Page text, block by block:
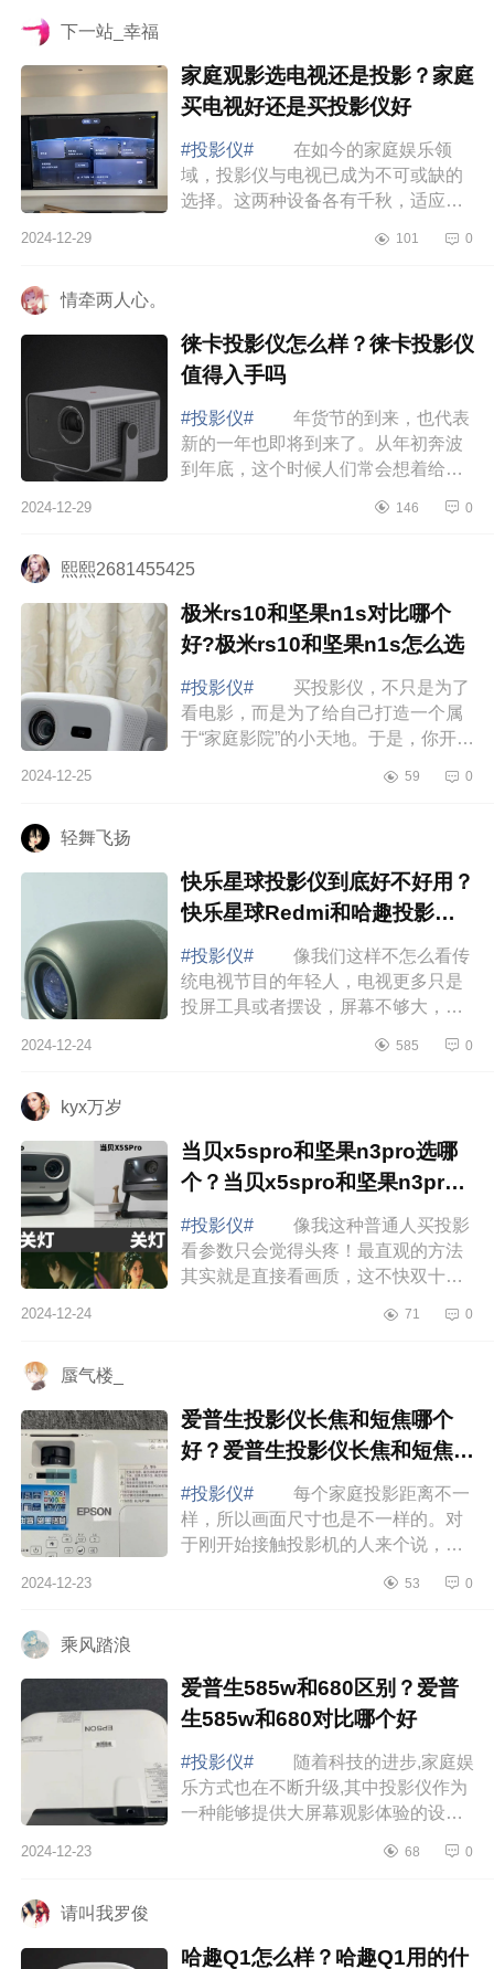
下一站_幸福
家庭观影选电视还是投影？家庭
买电视好还是买投影仪好
#投影仪#
在如今的家庭娱乐领
域，投影仪与电视已成为不可或缺的
选择。这两种设备各有千秋，适应着
大家介绍下家庭观影选电视还是投
2024-12-29 101 0
情牵两人心。
徕卡投影仪怎么样？徕卡投影仪
值得入手吗
#投影仪#
年货节的到来，也代表
新的一年也即将到来了。从年初奔波
到年底，这个时候人们常会想着给家
来。如果想要选购投影仪，却不知道
2024-12-29 146 0
熙熙2681455425
极米rs10和坚果n1s对比哪个
好?极米rs10和坚果n1s怎么选
#投影仪#
买投影仪，不只是为了
看电影，而是为了给自己打造一个属
于“家庭影院”的小天地。于是，你开始
米投影仪，这两大品牌看似差不多，
2024-12-25 59 0
轻舞飞扬
快乐星球投影仪到底好不好用？
快乐星球Redmi和哈趣投影仪
哪款好用
#投影仪#
像我们这样不怎么看传
统电视节目的年轻人，电视更多只是
投屏工具或者摆设，屏幕不够大，观
决定买了投影仪，下面小编为大家介
2024-12-24 585 0
kyx万岁
当贝x5spro和坚果n3pro选哪
个？当贝x5spro和坚果n3pro
哪款好用
#投影仪#
像我这种普通人买投影
看参数只会觉得头疼！最直观的方法
其实就是直接看画质，这不快双十二
功课最后决定先买个两台看看实际情
2024-12-24 71 0
蜃气楼_
爱普生投影仪长焦和短焦哪个
好？爱普生投影仪长焦和短焦怎
么选择
#投影仪#
每个家庭投影距离不一
样，所以画面尺寸也是不一样的。对
于刚开始接触投影机的人来个说，可
小编为大家介绍下爱普生投影仪长焦
2024-12-23 53 0
乘风踏浪
爱普生585w和680区别？爱普
生585w和680对比哪个好
#投影仪#
随着科技的进步,家庭娱
乐方式也在不断升级,其中投影仪作为
一种能够提供大屏幕观影体验的设备,
2024-12-23 68 0
请叫我罗俊
哈趣Q1怎么样？哈趣Q1用的什